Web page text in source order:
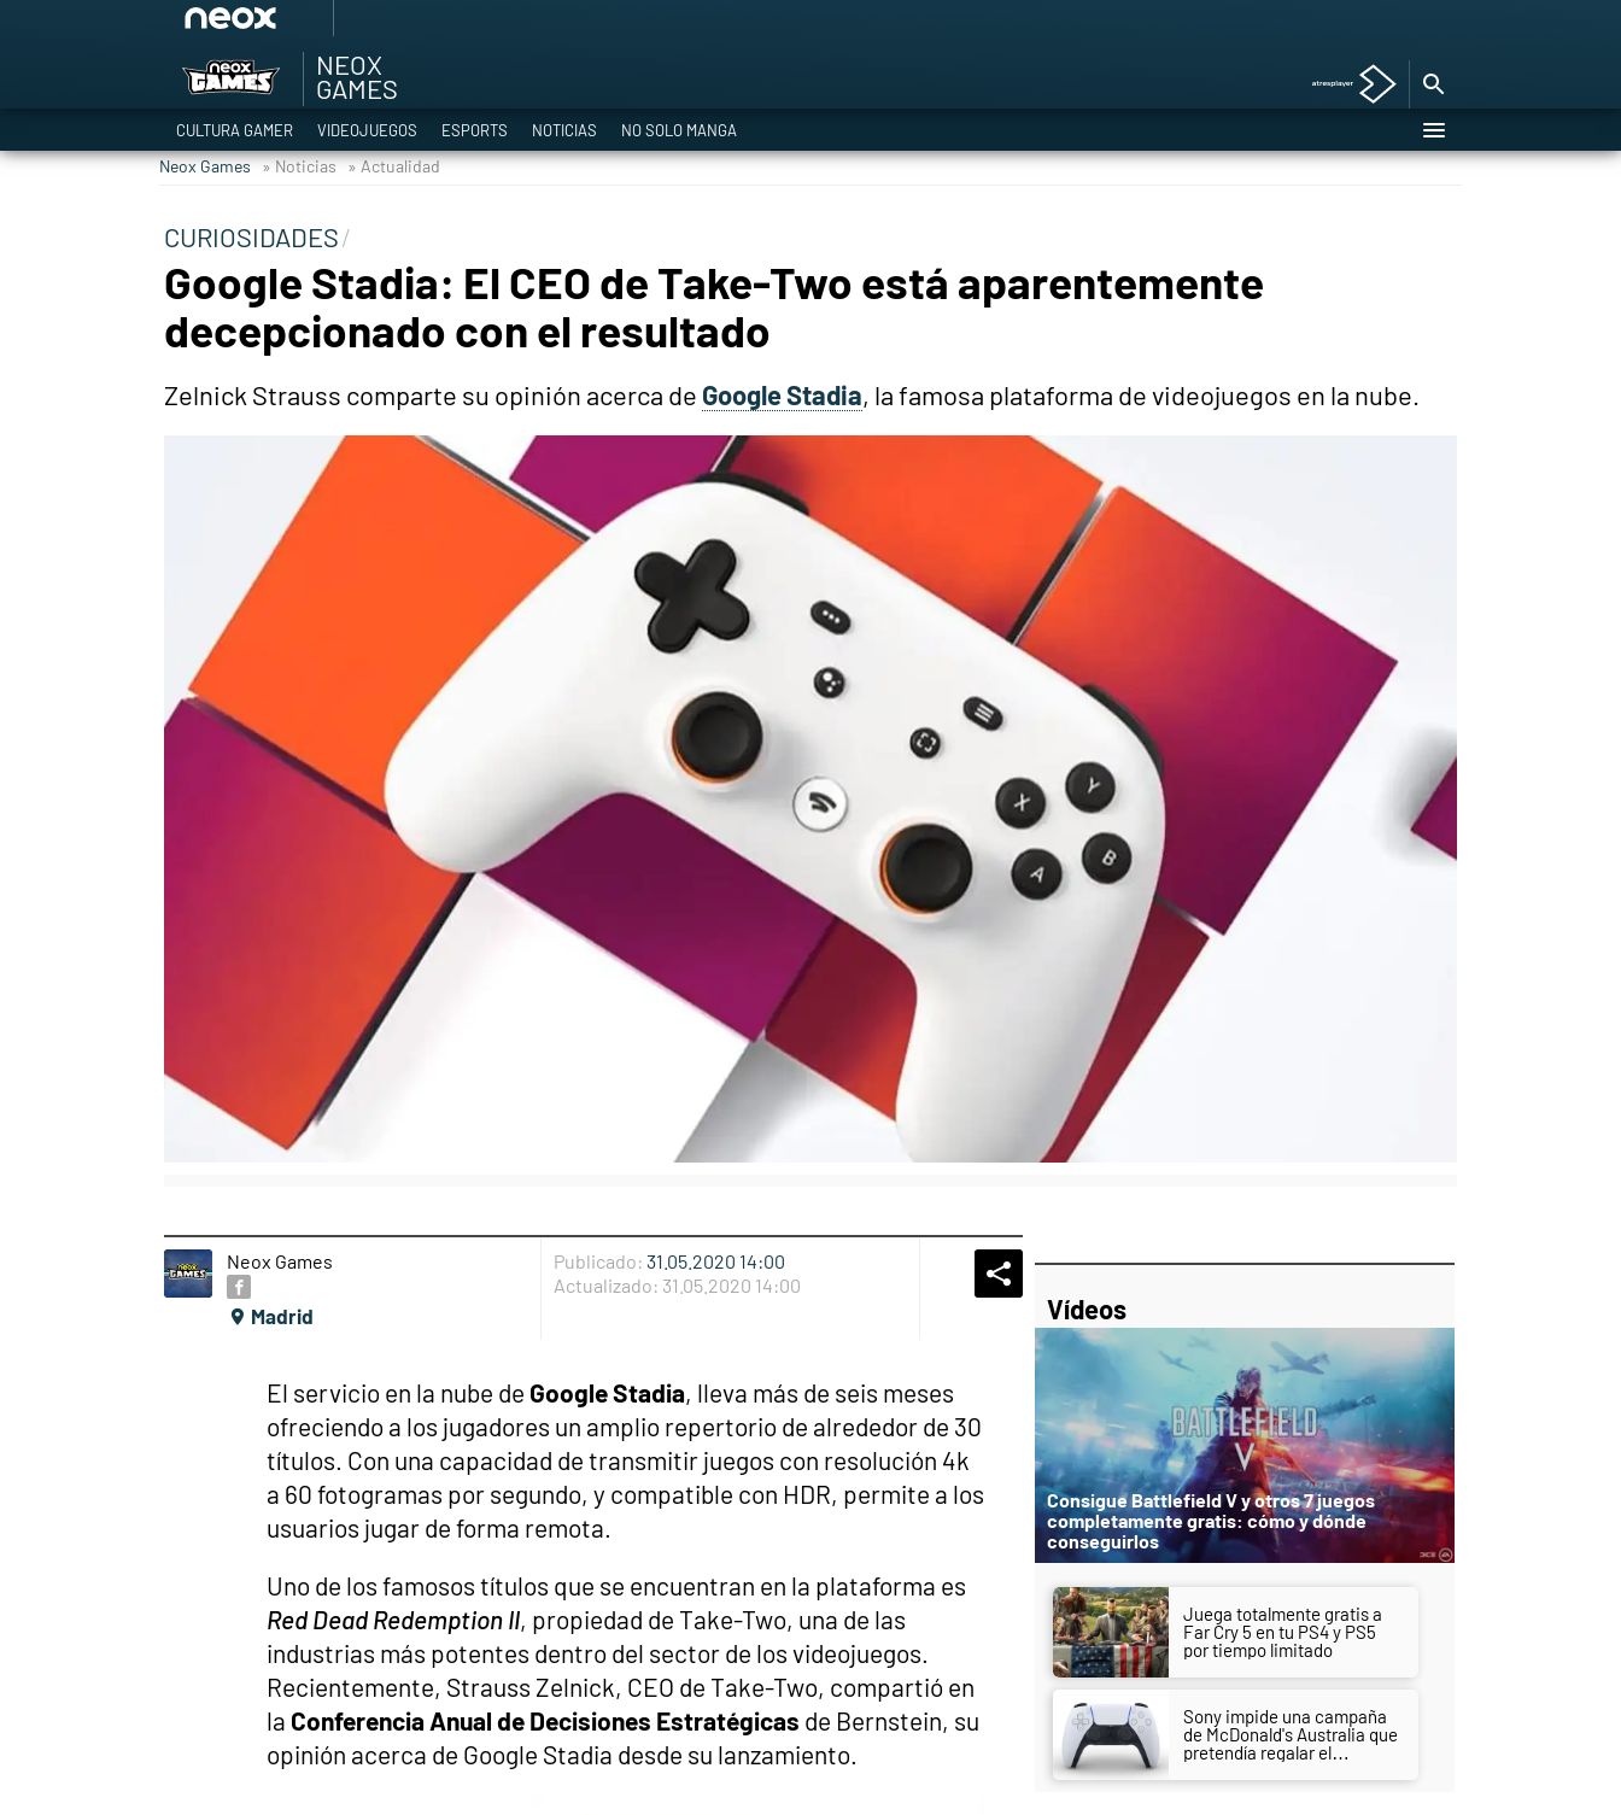
TGA Tercera gala
Super Mario cafetería oficial
Asia peculiar tradición
NEOX
GAMES
CULTURA GAMER VIDEOJUEGOS ESPORTS NOTICIAS NO SOLO MANGA
Neox Games » Noticias » Actualidad
CURIOSIDADES
Google Stadia: El CEO de Take-Two está aparentemente
decepcionado con el resultado
Zelnick Strauss comparte su opinión acerca de Google Stadia, la famosa plataforma de videojuegos en la nube.
Neox Games
Madrid
Publicado:31.05.2020 14:00
Actualizado: 31.05.2020 14:00 Whatsapp
Compartir
El servicio en la nube de Google Stadia, lleva más de seis meses
ofreciendo a los jugadores un amplio repertorio de alrededor de 30
títulos. Con una capacidad de transmitir juegos con resolución 4k
a 60 fotogramas por segundo, y compatible con HDR, permite a los
usuarios jugar de forma remota.
Uno de los famosos títulos que se encuentran en la plataforma es
Red Dead Redemption II, propiedad de Take-Two, una de las
industrias más potentes dentro del sector de los videojuegos.
Recientemente, Strauss Zelnick, CEO de Take-Two, compartió en
la Conferencia Anual de Decisiones Estratégicas de Bernstein, su
opinión acerca de Google Stadia desde su lanzamiento.
Vídeos
Consigue Battlefield V y otros 7 juegos
completamente gratis: cómo y dónde
conseguirlos
Juega totalmente gratis a
Far Cry 5 en tu PS4 y PS5
por tiempo limitado
Sony impide una campaña
de McDonald's Australia que
pretendía regalar el
hasta la fecha